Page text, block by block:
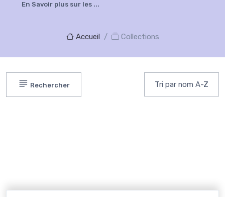
En Savoir plus sur les ...
Accueil Collections
Rechercher